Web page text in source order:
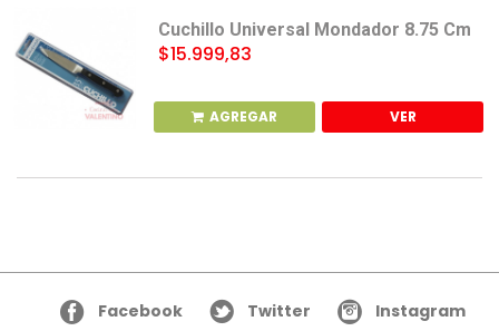
Cuchillo Universal Mondador 8.75 Cm
$15.999,83
AGREGAR VER
Facebook Twitter Instagram